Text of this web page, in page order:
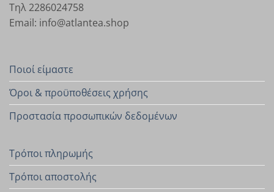
Τηλ 2286024758
Email: info@atlantea.shop
Ποιοί είμαστε
Όροι & προϋποθέσεις χρήσης
Προστασία προσωπικών δεδομένων
Τρόποι πληρωμής
Τρόποι αποστολής